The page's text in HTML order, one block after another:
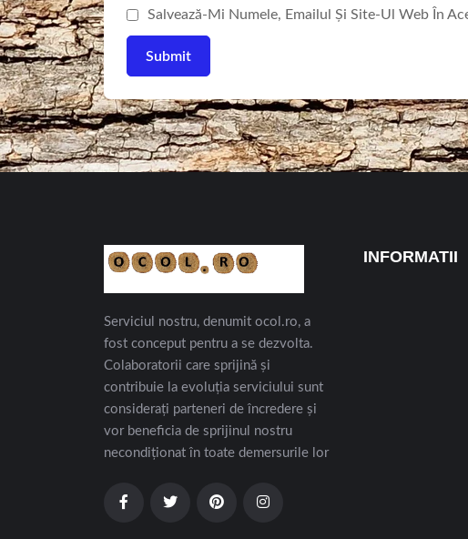
Salvează-Mi Numele, Emailul Și Site-Ul Web În
Serviciul nostru, denumit ocol.ro, a
fost conceput pentru a se dezvolta.
Colaboratorii care sprijină și
contribuie la evoluția serviciului sunt
considerați parteneri de încredere și
vor beneficia de sprijinul nostru
necondiționat în toate demersurile lor
INFORMATII